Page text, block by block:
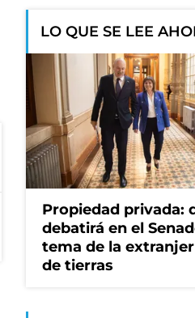
LO QUE SE LEE
Propiedad privada:
debatirá en el
tema de la
de tierras